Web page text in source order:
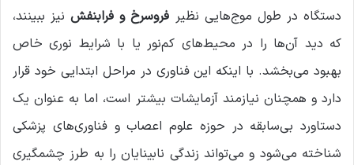
دستگاه در طول موج‌هایی نظیر فروسرخ و فرابنفشنیز ببینند،
که دید آن‌ها را در محیط‌های کم‌نور یا با شرایط نوری خاص
بهبود می‌بخشد. با اینکه این فناوری در مراحل ابتدایی خود قرار
دارد و همچنان نیازمند آزمایشات بیشتر است، اما به عنوان یک
دستاورد بی‌سابقه در حوزه علوم اعصاب و فناوری‌های پزشکی
شناخته می‌شود و می‌تواند زندگی نابینایان را به طرز چشمگیری